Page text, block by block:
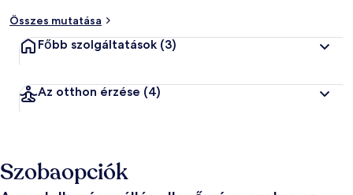
Összes mutatása
Főbb szolgáltatások (3)
Az otthon érzése (4)
Szobaopciók